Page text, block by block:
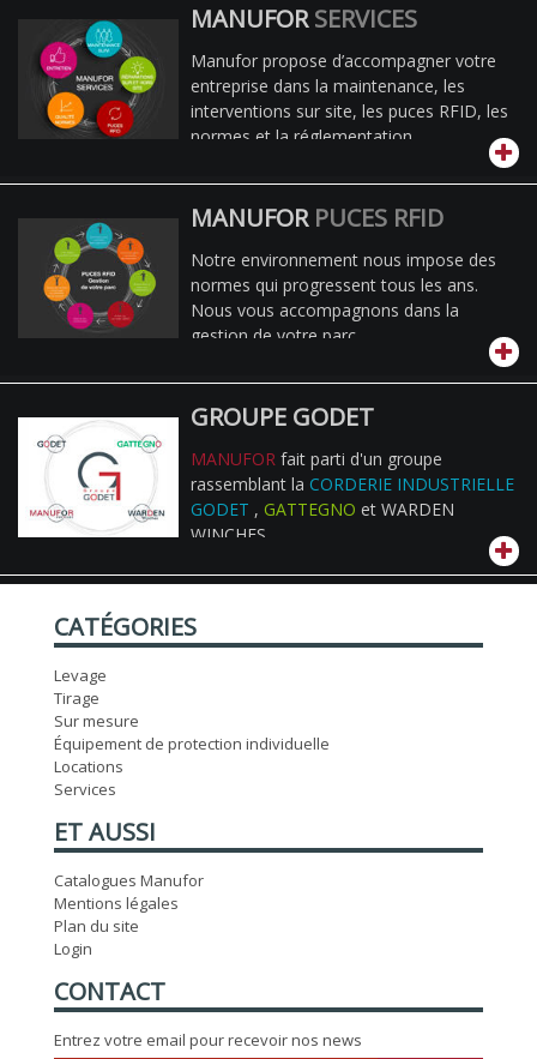
MANUFORSERVICES
Manufor propose d’accompagner votre
entreprise dans la maintenance, les
interventions sur site, les puces RFID, les
normes et la réglementation.
MANUFOR PUCES RFID
Notre environnement nous impose des
normes qui progressent tous les ans.
Nous vous accompagnons dans la
gestion de votre parc.
GROUPE GODET
MANUFORfait parti d'un groupe
rassemblant la CORDERIE INDUSTRIELLE
GODET , GATTEGNO et WARDEN
WINCHES
CATÉGORIES
Levage
Tirage
Sur mesure
Équipement de protection individuelle
Locations
Services
ET AUSSI
Catalogues Manufor
Mentions légales
Plan du site
Login
CONTACT
Entrez votre email pour recevoir nos news